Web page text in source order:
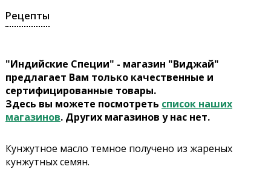
Рецепты
"Индийские Специи" - магазин "Виджай"
предлагает Вам только качественные и
сертифицированные товары.
Здесь вы можете посмотреть список наших
магазинов. Других магазинов у нас нет.
Кунжутное масло темное получено из жареных
кунжутных семян.